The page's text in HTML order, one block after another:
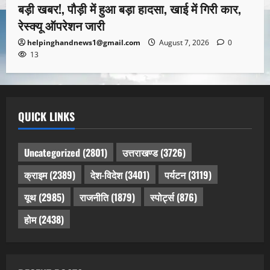
बड़ी खबर!, पौड़ी में हुआ बड़ा हादसा, खाई में गिरी कार,
रेस्क्यू ऑपरेशन जारी
helpinghandnews1@gmail.com August 7, 2026
0
13
QUICK LINKS
Uncategorized (2801) उत्तराखण्ड(3726)
क्राइम(2389) देश-विदेश(3401) पर्यटन(3119)
यूथ(2985) राजनीति(1879) स्पोर्ट्स(876)
होम(2438)